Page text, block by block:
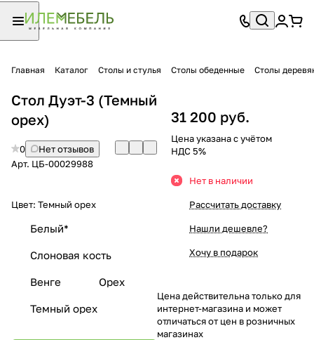
Главная Каталог Столы и стулья Столы обеденные Столы
Стол Дуэт-3 (Темный
орех)
0
Нет отзывов
Арт. ЦБ-00029988
Цвет: Темный орех
Белый*
Слоновая кость
Венге Орех
Темный орех
31 200 руб.
Цена указана с учётом
НДС 5%
Нет в наличии
Рассчитать доставку
Нашли дешевле?
Хочу в подарок
Цена действительна только для
интернет-магазина и может
отличаться от цен в розничных
магазинах